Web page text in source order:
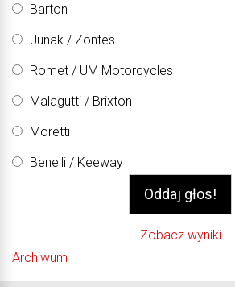
Barton
Junak / Zontes
Romet / UM Motorcycles
Malagutti / Brixton
Moretti
Benelli / Keeway
Zobacz wyniki
Archiwum